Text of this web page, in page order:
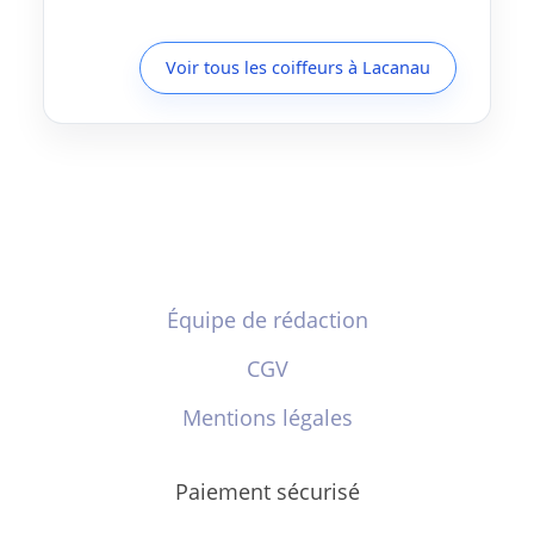
Voir tous les coiffeurs à Lacanau
Équipe de rédaction
CGV
Mentions légales
Paiement sécurisé